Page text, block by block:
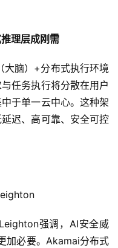
理层成刚需
大脑）+分布式执行环境
任务执行将分散在用户
于单一云中心。这种架
迟、高可靠、安全可控
强调，AI安全威
加必要。Akamai分布式